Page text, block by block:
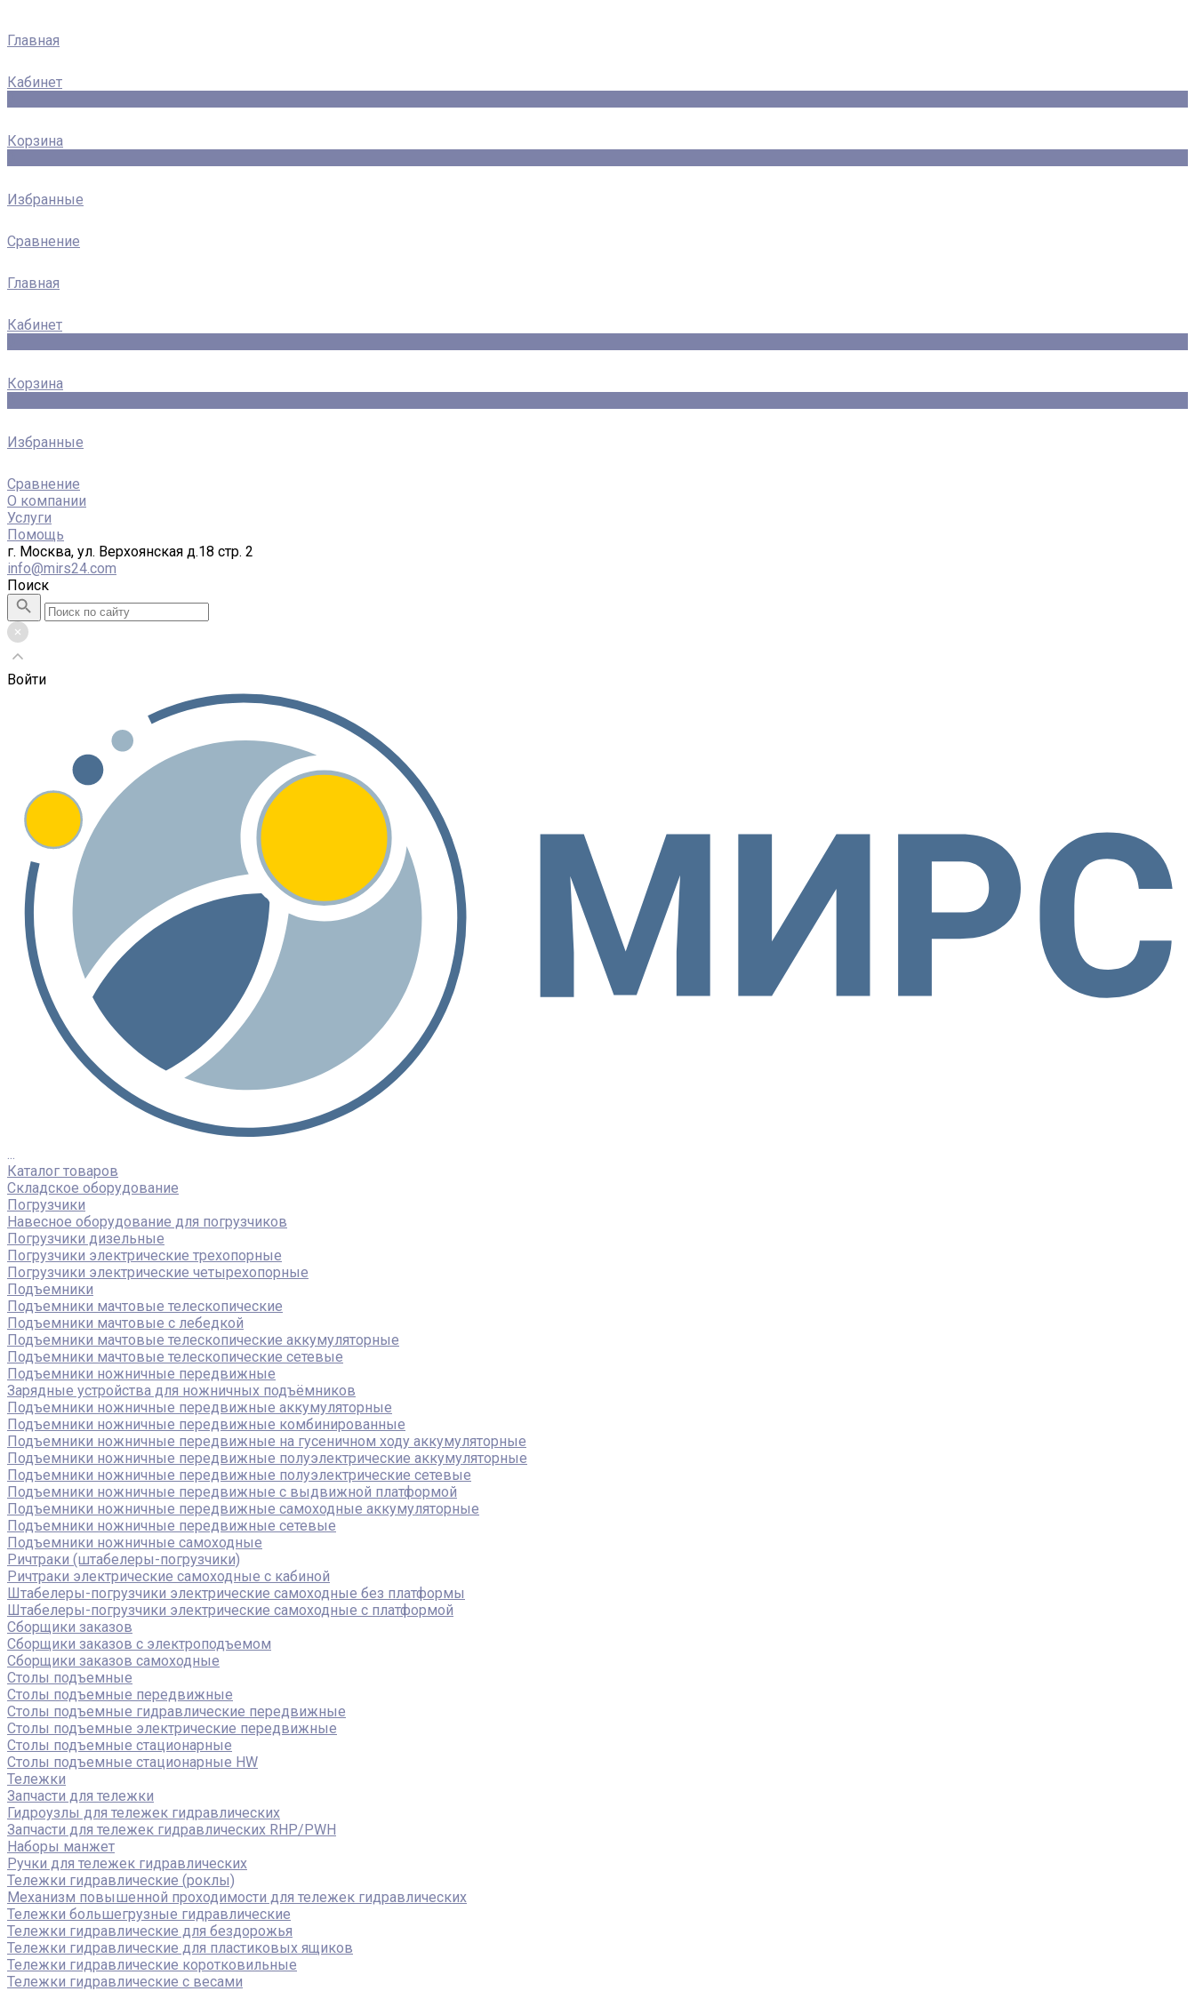
Главная
Кабинет
Корзина
Избранные
Сравнение
Главная
Кабинет
Корзина
Избранные
Сравнение
О компании
Услуги
Помощь
г. Москва, ул. Верхоянская д.18 стр. 2
info@mirs24.com
Поиск
Войти
Каталог товаров
Складское оборудование
Погрузчики
Навесное оборудование для погрузчиков
Погрузчики дизельные
Погрузчики электрические трехопорные
Погрузчики электрические четырехопорные
Подъемники
Подъемники мачтовые телескопические
Подъемники мачтовые с лебедкой
Подъемники мачтовые телескопические аккумуляторные
Подъемники мачтовые телескопические сетевые
Подъемники ножничные передвижные
Зарядные устройства для ножничных подъёмников
Подъемники ножничные передвижные аккумуляторные
Подъемники ножничные передвижные комбинированные
Подъемники ножничные передвижные на гусеничном ходу аккумуляторные
Подъемники ножничные передвижные полуэлектрические аккумуляторные
Подъемники ножничные передвижные полуэлектрические сетевые
Подъемники ножничные передвижные с выдвижной платформой
Подъемники ножничные передвижные самоходные аккумуляторные
Подъемники ножничные передвижные сетевые
Подъемники ножничные самоходные
Ричтраки (штабелеры-погрузчики)
Ричтраки электрические самоходные с кабиной
Штабелеры-погрузчики электрические самоходные без платформы
Штабелеры-погрузчики электрические самоходные с платформой
Сборщики заказов
Сборщики заказов с электроподъемом
Сборщики заказов самоходные
Столы подъемные
Столы подъемные передвижные
Столы подъемные гидравлические передвижные
Столы подъемные электрические передвижные
Столы подъемные стационарные
Столы подъемные стационарные HW
Тележки
Запчасти для тележки
Гидроузлы для тележек гидравлических
Запчасти для тележек гидравлических RHP/PWH
Наборы манжет
Ручки для тележек гидравлических
Тележки гидравлические (роклы)
Механизм повышенной проходимости для тележек гидравлических
Тележки большегрузные гидравлические
Тележки гидравлические для бездорожья
Тележки гидравлические для пластиковых ящиков
Тележки гидравлические коротковильные
Тележки гидравлические с весами